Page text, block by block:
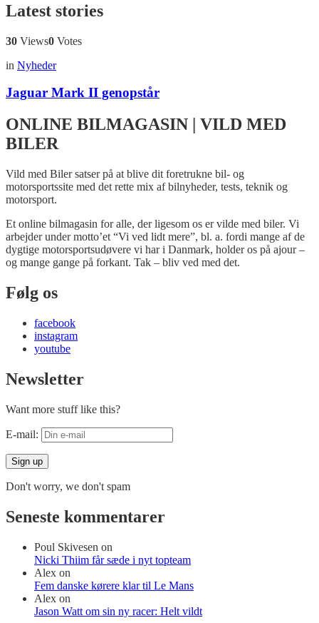
Latest stories
30 Views0 Votes
in Nyheder
Jaguar Mark II genopstår
ONLINE BILMAGASIN | VILD MED
BILER
Vild med Biler satser på at blive dit foretrukne bil- og
motorsportssite med det rette mix af bilnyheder, tests, teknik og
motorsport.
Et online bilmagasin for alle, der ligesom os er vilde med biler. Vi
arbejder under motto’et “Vi ved lidt mere”, bl. a. fordi mange af de
dygtige motorsportsudøvere vi har i Danmark, holder os på ajour –
og mange gange på forkant. Tak – bliv ved med det.
Følg os
facebook
instagram
youtube
Newsletter
Want more stuff like this?
E-mail:
Don't worry, we don't spam
Seneste kommentarer
Poul Skivesen on
Nicki Thiim får sæde i nyt topteam
Alex on
Fem danske kørere klar til Le Mans
Alex on
Jason Watt om sin ny racer: Helt vildt